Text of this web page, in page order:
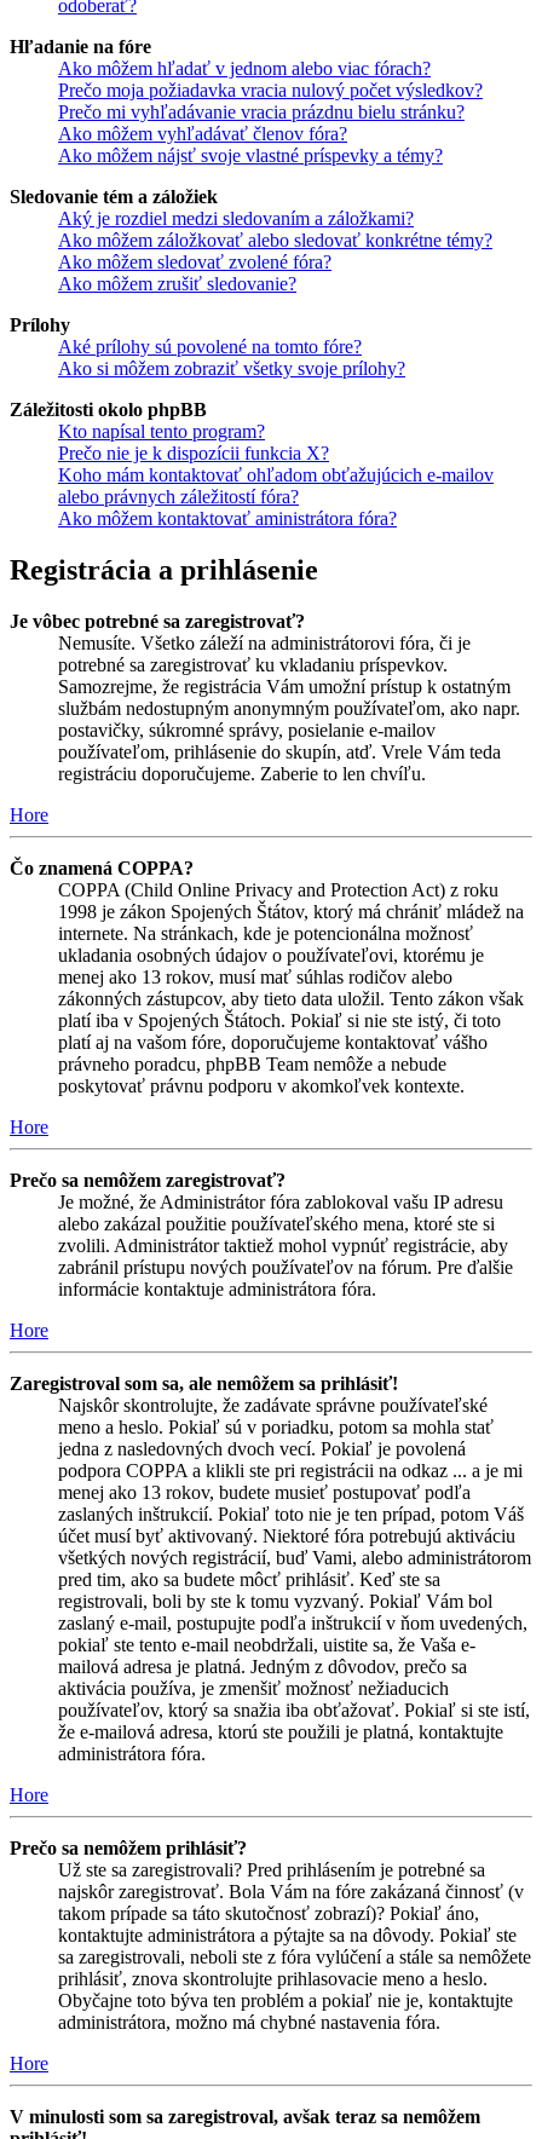
odoberať?
Hľadanie na fóre
Ako môžem hľadať v jednom alebo viac fórach?
Prečo moja požiadavka vracia nulový počet výsledkov?
Prečo mi vyhľadávanie vracia prázdnu bielu stránku?
Ako môžem vyhľadávať členov fóra?
Ako môžem nájsť svoje vlastné príspevky a témy?
Sledovanie tém a záložiek
Aký je rozdiel medzi sledovaním a záložkami?
Ako môžem záložkovať alebo sledovať konkrétne témy?
Ako môžem sledovať zvolené fóra?
Ako môžem zrušiť sledovanie?
Prílohy
Aké prílohy sú povolené na tomto fóre?
Ako si môžem zobraziť všetky svoje prílohy?
Záležitosti okolo phpBB
Kto napísal tento program?
Prečo nie je k dispozícii funkcia X?
Koho mám kontaktovať ohľadom obťažujúcich e-mailov
alebo právnych záležitostí fóra?
Ako môžem kontaktovať aministrátora fóra?
Registrácia a prihlásenie
Je vôbec potrebné sa zaregistrovať?
Nemusíte. Všetko záleží na administrátorovi fóra, či je
potrebné sa zaregistrovať ku vkladaniu príspevkov.
Samozrejme, že registrácia Vám umožní prístup k ostatným
službám nedostupným anonymným používateľom, ako napr.
postavičky, súkromné správy, posielanie e-mailov
používateľom, prihlásenie do skupín, atď. Vrele Vám teda
registráciu doporučujeme. Zaberie to len chvíľu.
Hore
Čo znamená COPPA?
COPPA (Child Online Privacy and Protection Act) z roku
1998 je zákon Spojených Štátov, ktorý má chrániť mládež na
internete. Na stránkach, kde je potencionálna možnosť
ukladania osobných údajov o používateľovi, ktorému je
menej ako 13 rokov, musí mať súhlas rodičov alebo
zákonných zástupcov, aby tieto data uložil. Tento zákon však
platí iba v Spojených Štátoch. Pokiaľ si nie ste istý, či toto
platí aj na vašom fóre, doporučujeme kontaktovať vášho
právneho poradcu, phpBB Team nemôže a nebude
poskytovať právnu podporu v akomkoľvek kontexte.
Hore
Prečo sa nemôžem zaregistrovať?
Je možné, že Administrátor fóra zablokoval vašu IP adresu
alebo zakázal použitie používateľského mena, ktoré ste si
zvolili. Administrátor taktiež mohol vypnúť registrácie, aby
zabránil prístupu nových používateľov na fórum. Pre ďalšie
informácie kontaktuje administrátora fóra.
Hore
Zaregistroval som sa, ale nemôžem sa prihlásiť!
Najskôr skontrolujte, že zadávate správne používateľské
meno a heslo. Pokiaľ sú v poriadku, potom sa mohla stať
jedna z nasledovných dvoch vecí. Pokiaľ je povolená
podpora COPPA a klikli ste pri registrácii na odkaz ... a je mi
menej ako 13 rokov, budete musieť postupovať podľa
zaslaných inštrukcií. Pokiaľ toto nie je ten prípad, potom Váš
účet musí byť aktivovaný. Niektoré fóra potrebujú aktiváciu
všetkých nových registrácií, buď Vami, alebo administrátorom
pred tim, ako sa budete môcť prihlásiť. Keď ste sa
registrovali, boli by ste k tomu vyzvaný. Pokiaľ Vám bol
zaslaný e-mail, postupujte podľa inštrukcií v ňom uvedených,
pokiaľ ste tento e-mail neobdržali, uistite sa, že Vaša e-
mailová adresa je platná. Jedným z dôvodov, prečo sa
aktivácia používa, je zmenšiť možnosť nežiaducich
používateľov, ktorý sa snažia iba obťažovať. Pokiaľ si ste istí,
že e-mailová adresa, ktorú ste použili je platná, kontaktujte
administrátora fóra.
Hore
Prečo sa nemôžem prihlásiť?
Už ste sa zaregistrovali? Pred prihlásením je potrebné sa
najskôr zaregistrovať. Bola Vám na fóre zakázaná činnosť (v
takom prípade sa táto skutočnosť zobrazí)? Pokiaľ áno,
kontaktujte administrátora a pýtajte sa na dôvody. Pokiaľ ste
sa zaregistrovali, neboli ste z fóra vylúčení a stále sa nemôžete
prihlásiť, znova skontrolujte prihlasovacie meno a heslo.
Obyčajne toto býva ten problém a pokiaľ nie je, kontaktujte
administrátora, možno má chybné nastavenia fóra.
Hore
V minulosti som sa zaregistroval, avšak teraz sa nemôžem